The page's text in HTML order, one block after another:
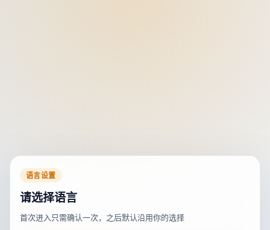
语言设置
请选择语言
首次进入只需确认一次，之后默认沿用你的选择